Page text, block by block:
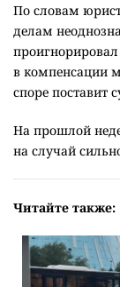
По словам
делам
в компенсации
споре поставит
На прошлой
на случай
Читайте также: